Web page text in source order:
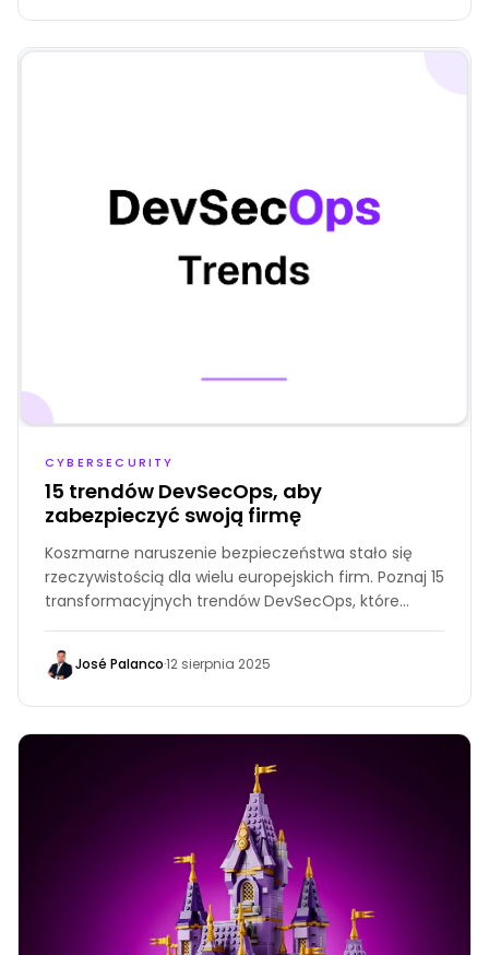
CYBERSECURITY
15 trendów DevSecOps, aby
zabezpieczyć swoją firmę
Koszmarne naruszenie bezpieczeństwa stało się
rzeczywistością dla wielu europejskich firm. Poznaj 15
transformacyjnych trendów DevSecOps, które
José Palanco·12 sierpnia 2025